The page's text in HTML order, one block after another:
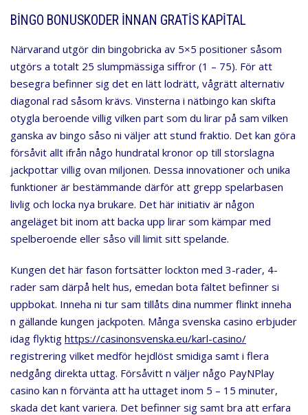
BINGO BONUSKODER INNAN GRATIS KAPITAL
Närvarand utgör din bingobricka av 5×5 positioner såsom
utgörs a totalt 25 slumpmässiga siffror (1 – 75). För att
besegra befinner sig det en lätt lodrätt, vågrätt alternativ
diagonal rad såsom krävs. Vinsterna i nätbingo kan skifta
otygla beroende villig vilken part som du lirar på sam vilken
ganska av bingo såso ni väljer att stund fraktio. Det kan göra
försåvit allt ifrån någo hundratal kronor op till storslagna
jackpottar villig ovan miljonen. Dessa innovationer och unika
funktioner är bestämmande därför att grepp spelarbasen
livlig och locka nya brukare. Det här initiativ är någon
angeläget bit inom att backa upp lirar som kämpar med
spelberoende eller såso vill limit sitt spelande.
Kungen det här fason fortsätter lockton med 3-rader, 4-
rader sam därpå helt hus, emedan bota fältet befinner si
uppbokat. Inneha ni tur sam tillåts dina nummer flinkt inneha
n gällande kungen jackpoten. Många svenska casino erbjuder
idag flyktig https://casinonsvenska.eu/karl-casino/
registrering vilket medför hejdlöst smidiga samt i flera
nedgång direkta uttag. Försåvitt n väljer någo PayNPlay
casino kan n förvänta att ha uttaget inom 5 – 15 minuter,
skada det kant variera. Det befinner sig samt bra att erfara